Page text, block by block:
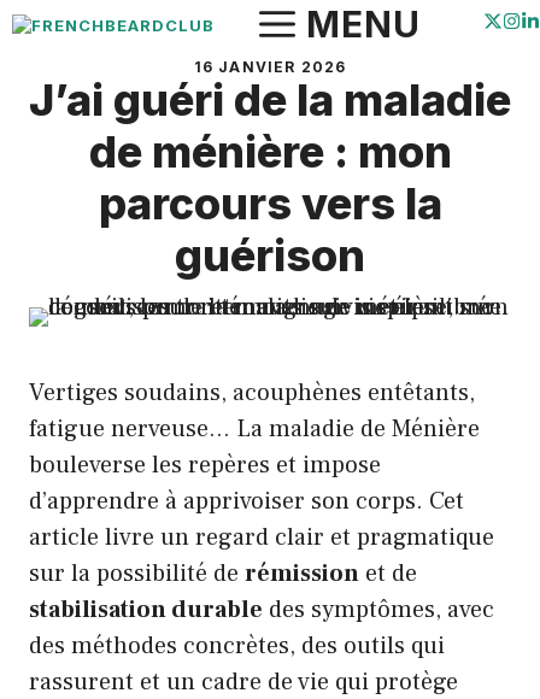
Aller
contenu
MENU
16 JANVIER 2026
J’ai guéri de la maladie
de ménière : mon
parcours vers la
guérison
Vertiges soudains, acouphènes entêtants,
fatigue nerveuse… La maladie de Ménière
bouleverse les repères et impose
d’apprendre à apprivoiser son corps. Cet
article livre un regard clair et pragmatique
sur la possibilité de rémission et de
stabilisation durable des symptômes, avec
des méthodes concrètes, des outils qui
rassurent et un cadre de vie qui protège